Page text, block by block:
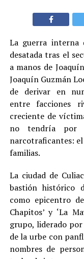
La guerra interna
desatada tras el
a manos de
Joaquín Guzmán
de derivar en
entre facciones
creciente de
no tendría por
narcotraficantes: el
familias.
La ciudad de
bastión histórico
como epicentro
Chapitos’ y ‘La
grupo, liderado
de la urbe con
nombres de